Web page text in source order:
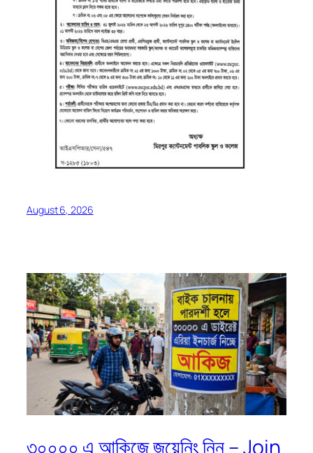
August 6, 2026
৩০০০০ এ আকিজে জয়েনিং নিন – Join